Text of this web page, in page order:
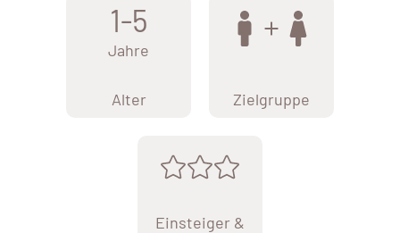
1-5
Jahre
Alter Zielgruppe
Einsteiger &